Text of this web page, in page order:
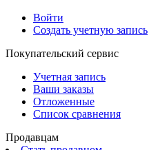
Войти
Создать учетную запись
Покупательский сервис
Учетная запись
Ваши заказы
Отложенные
Список сравнения
Продавцам